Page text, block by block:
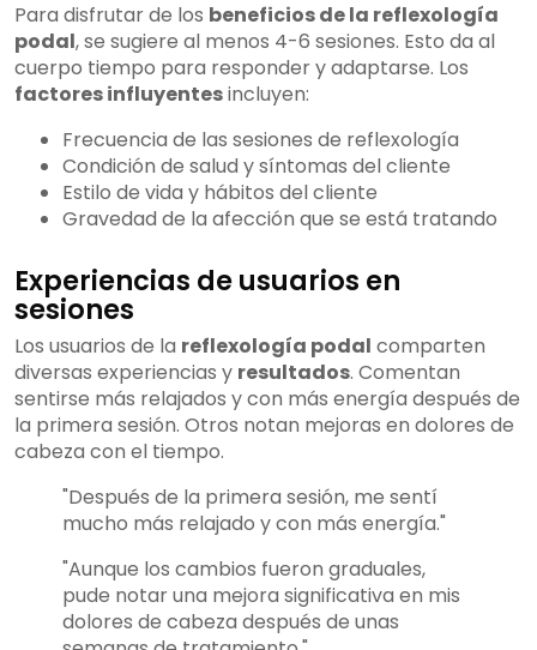
Para disfrutar de los beneficios de la reflexología
podal, se sugiere al menos 4-6 sesiones. Esto da al
cuerpo tiempo para responder y adaptarse. Los
factores influyentesincluyen:
Frecuencia de las sesiones de reflexología
Condición de salud y síntomas del cliente
Estilo de vida y hábitos del cliente
Gravedad de la afección que se está tratando
Experiencias de usuarios en
sesiones
Los usuarios de la reflexología podal comparten
diversas experiencias y resultados. Comentan
sentirse más relajados y con más energía después de
la primera sesión. Otros notan mejoras en dolores de
cabeza con el tiempo.
"Después de la primera sesión, me sentí
mucho más relajado y con más energía."
"Aunque los cambios fueron graduales,
pude notar una mejora significativa en mis
dolores de cabeza después de unas